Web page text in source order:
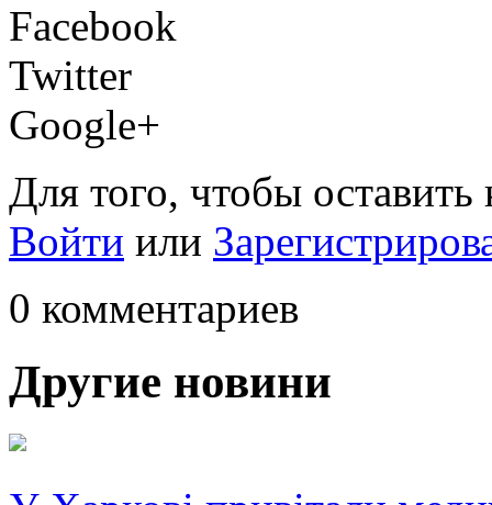
Facebook
Twitter
Google+
Для того, чтобы
Войти или
0 комментариев
Другие новини